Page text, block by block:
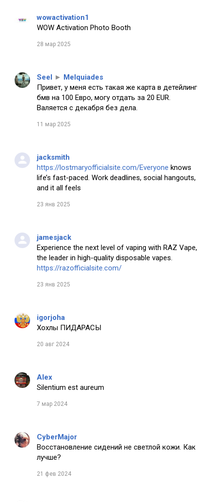
wowactivation1
WOW Activation Photo Booth
28 мар 2025
Seel ► Melquiades
Привет, у меня есть такая же карта в детейлинг
бмв на 100 Евро, могу отдать за 20 EUR.
Валяется с декабря без дела.
11 мар 2025
jacksmith
https://lostmaryofficialsite.com/Everyone knows
life’s fast-paced. Work deadlines, social hangouts,
and it all feels
23 янв 2025
jamesjack
Experience the next level of vaping with RAZ Vape,
the leader in high-quality disposable vapes.
https://razofficialsite.com/
23 янв 2025
igorjoha
Хохлы ПИДАРАСЫ
20 авг 2024
Alex
Silentium est aureum
7 мар 2024
CyberMajor
Восстановление сидений не светлой кожи. Как
лучше?
21 фев 2024